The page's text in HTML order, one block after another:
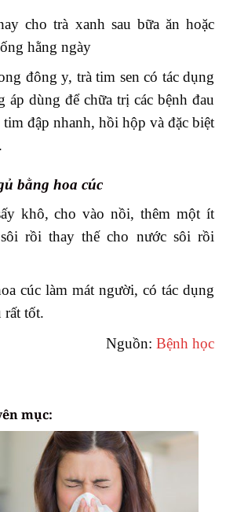
cho trà xanh sau bữa ăn hoặc
hằng ngày
đông y, trà tim sen có tác dụng
áp dùng để chữa trị các bệnh đau
đập nhanh, hồi hộp và đặc biệt
bằng hoa cúc
khô, cho vào nồi, thêm một ít
rồi thay thế cho nước sôi rồi
cúc làm mát người, có tác dụng
rất tốt.
Nguồn: Bệnh học
mục: